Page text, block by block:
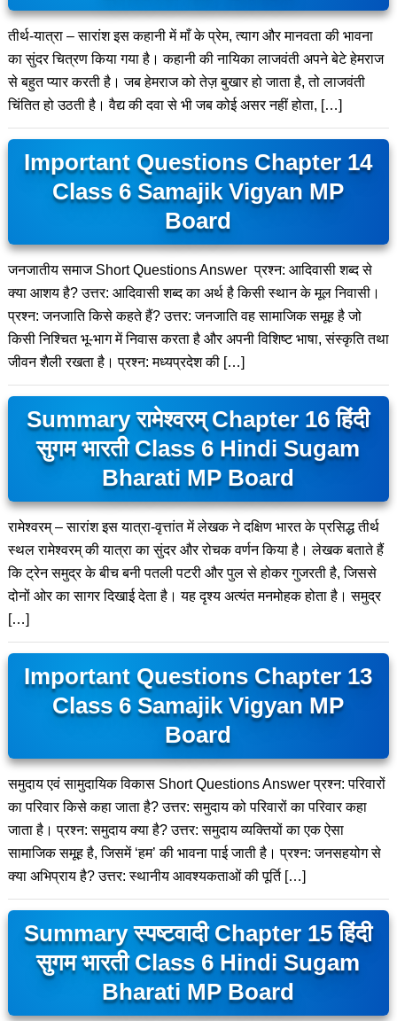
तीर्थ-यात्रा – सारांश इस कहानी में माँ के प्रेम, त्याग और मानवता की भावना
का सुंदर चित्रण किया गया है। कहानी की नायिका लाजवंती अपने बेटे हेमराज
से बहुत प्यार करती है। जब हेमराज को तेज़ बुखार हो जाता है, तो लाजवंती
चिंतित हो उठती है। वैद्य की दवा से भी जब कोई असर नहीं होता, […]
Important Questions Chapter 14
Class 6 Samajik Vigyan MP
Board
जनजातीय समाज Short Questions Answer प्रश्न: आदिवासी शब्द से
क्या आशय है? उत्तर: आदिवासी शब्द का अर्थ है किसी स्थान के मूल निवासी।
प्रश्न: जनजाति किसे कहते हैं? उत्तर: जनजाति वह सामाजिक समूह है जो
किसी निश्चित भू-भाग में निवास करता है और अपनी विशिष्ट भाषा, संस्कृति तथा
जीवन शैली रखता है। प्रश्न: मध्यप्रदेश की […]
Summary रामेश्वरम् Chapter 16 हिंदी
सुगम भारती Class 6 Hindi Sugam
Bharati MP Board
रामेश्वरम् – सारांश इस यात्रा-वृत्तांत में लेखक ने दक्षिण भारत के प्रसिद्ध तीर्थ
स्थल रामेश्वरम् की यात्रा का सुंदर और रोचक वर्णन किया है। लेखक बताते हैं
कि ट्रेन समुद्र के बीच बनी पतली पटरी और पुल से होकर गुजरती है, जिससे
दोनों ओर का सागर दिखाई देता है। यह दृश्य अत्यंत मनमोहक होता है। समुद्र
[…]
Important Questions Chapter 13
Class 6 Samajik Vigyan MP
Board
समुदाय एवं सामुदायिक विकास Short Questions Answer प्रश्न: परिवारों
का परिवार किसे कहा जाता है? उत्तर: समुदाय को परिवारों का परिवार कहा
जाता है। प्रश्न: समुदाय क्या है? उत्तर: समुदाय व्यक्तियों का एक ऐसा
सामाजिक समूह है, जिसमें ‘हम’ की भावना पाई जाती है। प्रश्न: जनसहयोग से
क्या अभिप्राय है? उत्तर: स्थानीय आवश्यकताओं की पूर्ति […]
Summary स्पष्टवादी Chapter 15 हिंदी
सुगम भारती Class 6 Hindi Sugam
Bharati MP Board